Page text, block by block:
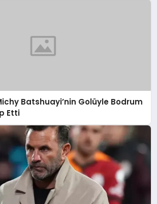
Batshuayi’nin Golüyle Bodrum
Etti